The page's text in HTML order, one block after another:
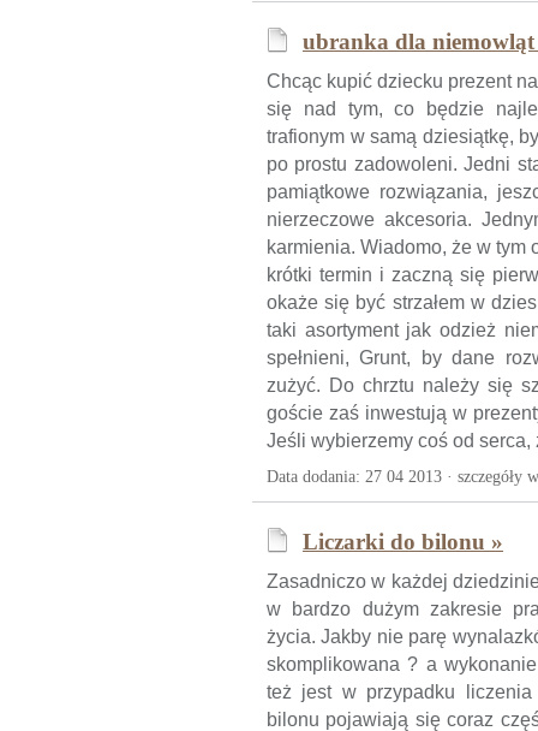
ubranka dla niemowląt
Chcąc kupić dziecku prezent
się nad tym, co będzie
trafionym w samą dziesiątkę,
po prostu zadowoleni. Jedni
pamiątkowe rozwiązania,
nierzeczowe akcesoria.
karmienia. Wiadomo, że w
krótki termin i zaczną się
okaże się być strzałem w
taki asortyment jak odzież
spełnieni, Grunt, by dane
zużyć. Do chrztu należy się
goście zaś inwestują w
Jeśli wybierzemy coś od serca,
Data dodania: 27 04 2013 · szczegóły
Liczarki do bilonu »
Zasadniczo w każdej
w bardzo dużym zakresie
życia. Jakby nie parę
skomplikowana ? a
też jest w przypadku
bilonu pojawiają się coraz